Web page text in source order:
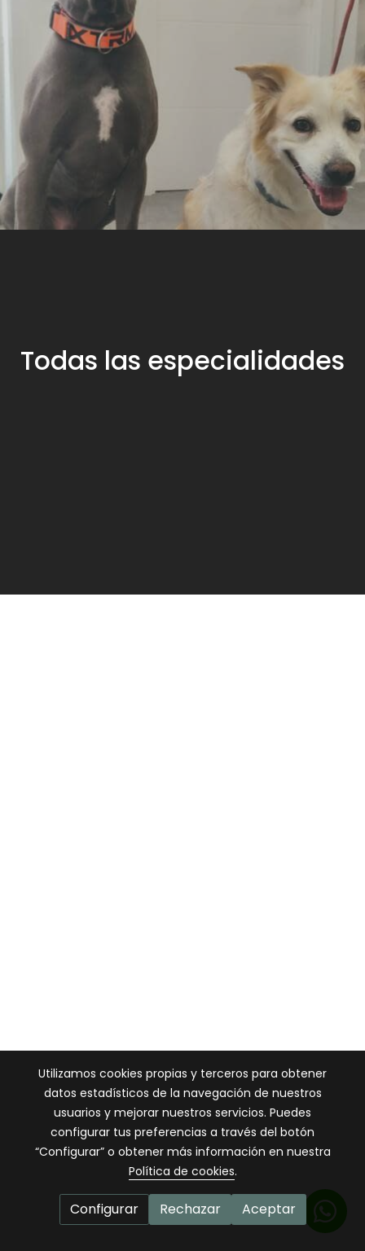
Todas las especialidades
Utilizamos cookies propias y terceros para obtener
datos estadísticos de la navegación de nuestros
usuarios y mejorar nuestros servicios. Puedes
configurar tus preferencias a través del botón
“Configurar” o obtener más información en nuestra
Política de cookies.
Configurar Rechazar Aceptar